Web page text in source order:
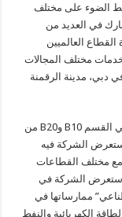
حيث سنسلّط الضوء على مختلف
في العديد من
العالميين
مختلف المجالات
دبي، مدينة الرقمنة
ويقع جناح هواوي في معرض جيتكس جلوبال 2024 في القسم B10 وB20 من
عن 1400 متر مربع. وستعرض الشركة فيه
مع مختلف القطاعات
ستعرض الشركة في
ممارساتها في
الكهربائية والنفط